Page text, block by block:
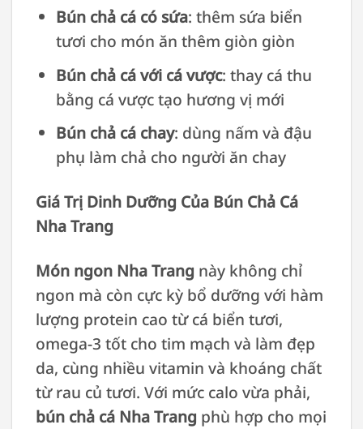
Bún chả cá có sứa: thêm sứa biển
tươi cho món ăn thêm giòn giòn
Bún chả cá với cá vược: thay cá thu
bằng cá vược tạo hương vị mới
Bún chả cá chay: dùng nấm và đậu
phụ làm chả cho người ăn chay
Giá Trị Dinh Dưỡng Của Bún Chả Cá
Nha Trang
Món ngon Nha Trang này không chỉ
ngon mà còn cực kỳ bổ dưỡng với hàm
lượng protein cao từ cá biển tươi,
omega-3 tốt cho tim mạch và làm đẹp
da, cùng nhiều vitamin và khoáng chất
từ rau củ tươi. Với mức calo vừa phải,
bún chả cá Nha Trang phù hợp cho mọi